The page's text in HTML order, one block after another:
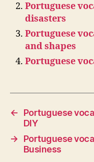
Portuguese
disasters
Portuguese
and shapes
Portuguese
←
Portuguese
DIY
→
Portuguese
Business